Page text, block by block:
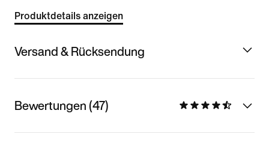
Produktdetails anzeigen
Versand & Rücksendung
Bewertungen (47)